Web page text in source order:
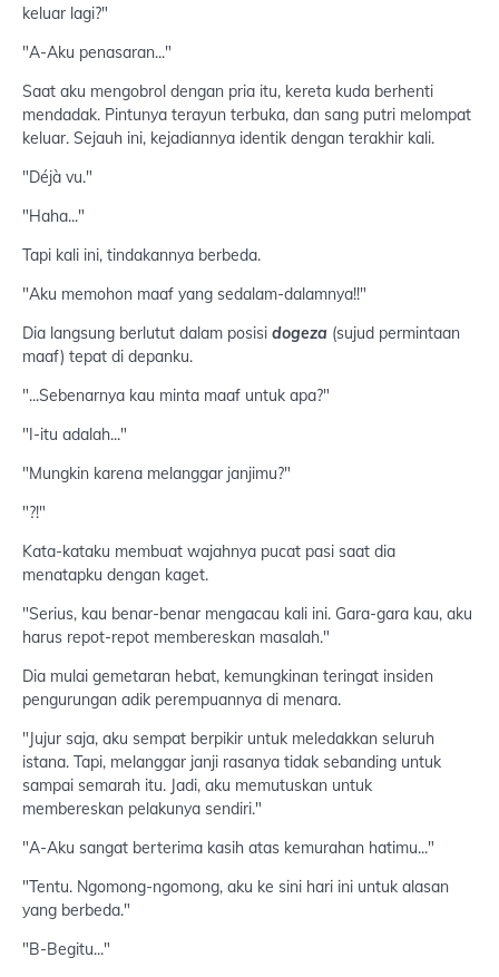
keluar lagi?"
"A-Aku penasaran..."
Saat aku mengobrol dengan pria itu, kereta kuda berhenti
mendadak. Pintunya terayun terbuka, dan sang putri melompat
keluar. Sejauh ini, kejadiannya identik dengan terakhir kali.
"Déjà vu."
"Haha..."
Tapi kali ini, tindakannya berbeda.
"Aku memohon maaf yang sedalam-dalamnya!!"
Dia langsung berlutut dalam posisi dogeza (sujud permintaan
maaf) tepat di depanku.
"...Sebenarnya kau minta maaf untuk apa?"
"I-itu adalah..."
"Mungkin karena melanggar janjimu?"
"?!"
Kata-kataku membuat wajahnya pucat pasi saat dia
menatapku dengan kaget.
"Serius, kau benar-benar mengacau kali ini. Gara-gara kau, aku
harus repot-repot membereskan masalah."
Dia mulai gemetaran hebat, kemungkinan teringat insiden
pengurungan adik perempuannya di menara.
"Jujur saja, aku sempat berpikir untuk meledakkan seluruh
istana. Tapi, melanggar janji rasanya tidak sebanding untuk
sampai semarah itu. Jadi, aku memutuskan untuk
membereskan pelakunya sendiri."
"A-Aku sangat berterima kasih atas kemurahan hatimu..."
"Tentu. Ngomong-ngomong, aku ke sini hari ini untuk alasan
yang berbeda."
"B-Begitu..."